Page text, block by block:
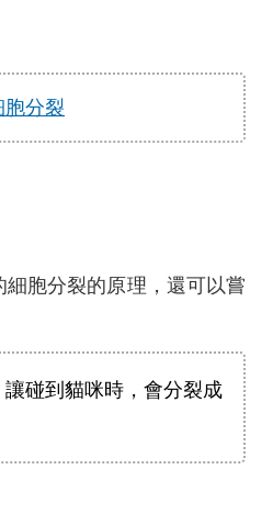
胞分裂
胞分裂的原理，還可以嘗
碰到貓咪時，會分裂成